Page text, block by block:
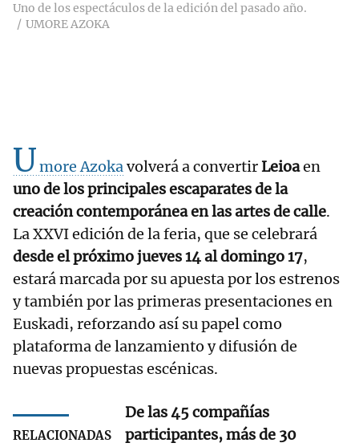
Uno de los espectáculos de la edición del pasado año.
UMORE AZOKA
Umore Azokavolverá a convertirLeioaen
uno de los principales escaparates de la
creación contemporánea en las artes de calle.
La XXVI edición de la feria, que se celebrará
desde el próximo jueves 14 al domingo 17,
estará marcada por su apuesta por los estrenos
y también por las primeras presentaciones en
Euskadi, reforzando así su papel como
plataforma de lanzamiento y difusión de
nuevas propuestas escénicas.
RELACIONADAS
De las 45 compañías
participantes, más de 30